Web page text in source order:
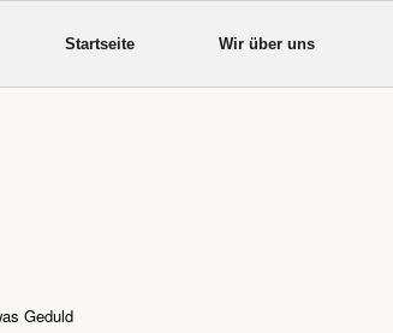
Startseite Wir über uns
Geduld